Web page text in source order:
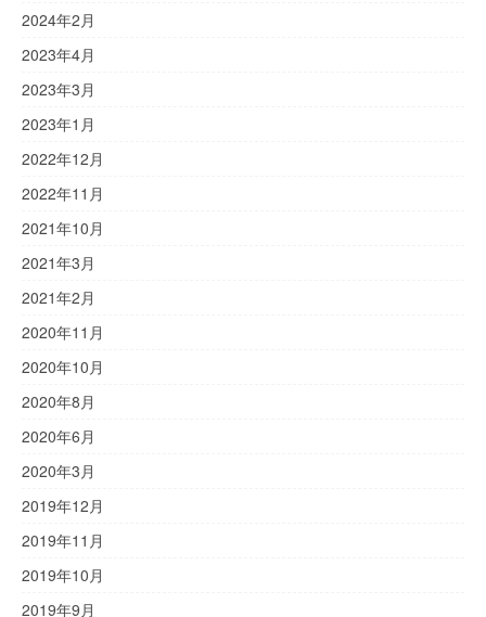
2024年2月
2023年4月
2023年3月
2023年1月
2022年12月
2022年11月
2021年10月
2021年3月
2021年2月
2020年11月
2020年10月
2020年8月
2020年6月
2020年3月
2019年12月
2019年11月
2019年10月
2019年9月